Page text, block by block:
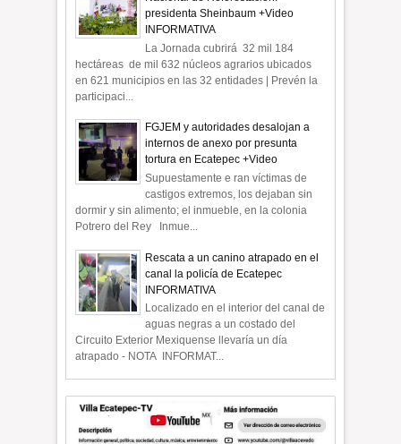
presidenta Sheinbaum +Video
INFORMATIVA
La Jornada cubrirá 32 mil 184
hectáreas de mil 632 núcleos agrarios ubicados
en 621 municipios en las 32 entidades | Prevén la
participaci...
FGJEM y autoridades desalojan a
internos de anexo por presunta
tortura en Ecatepec +Video
Supuestamente e ran víctimas de
castigos extremos, los dejaban sin
dormir y sin alimento; el inmueble, en la colonia
Potrero del Rey Inmue...
Rescata a un canino atrapado en el
canal la policía de Ecatepec
INFORMATIVA
Localizado en el interior del canal de
aguas negras a un costado del
Circuito Exterior Mexiquense llevaría un día
atrapado - NOTA INFORMAT...